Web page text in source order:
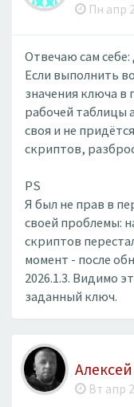
Пн апр
Отвечаю сам себе:
Если выполнить
значения ключа
рабочей таблицы
своя и не
скриптов,
PS
Я был не прав в
своей проблемы:
скриптов
момент - после
2026.1.3. Видимо
заданный ключ.
Вт апр